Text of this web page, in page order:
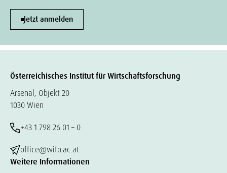
Jetzt anmelden
Österreichisches Institut für Wirtschaftsforschung
Arsenal, Objekt 20
1030 Wien
+43 1 798 26 01 – 0
office@wifo.ac.at
Weitere Informationen